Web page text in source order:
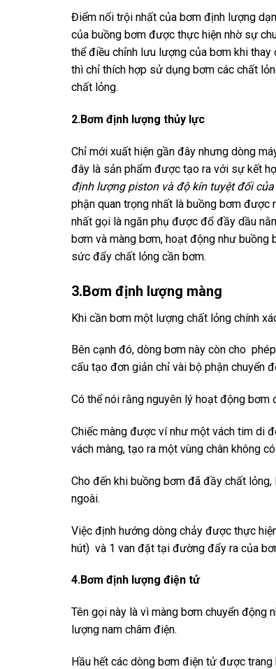
Điểm nổi trội nhất của bơm định lượng
của buồng bơm được thực hiện nhờ sự
thể điều chỉnh lưu lượng của bơm khi
thì chỉ thích hợp sử dụng bơm các chất
chất lỏng.
2.Bơm định lượng thủy lực
Chỉ mới xuất hiện gần đây nhưng dòng
đây là sản phẩm được tạo ra với sự kết
định lượng piston và độ kín tuyệt đối
phận quan trọng nhất là buồng bơm
nhất gọi là ngăn phụ được đổ đầy dầu
bơm và màng bơm, hoạt động như
sức đẩy chất lỏng cần bơm.
3.Bơm định lượng màng
Khi cần bơm một lượng chất lỏng chính
Bên cạnh đó, dòng bơm này còn cho
cấu tạo đơn giản chỉ vài bộ phận chuyển
Có thể nói rằng nguyên lý hoạt động
Chiếc màng được ví như một vách tim di
vách màng, tạo ra một vùng chân không
Cho đến khi buồng bơm đã đầy chất
ngoài.
Việc định hướng dòng chảy được thực
hút) và 1 van đặt tại đường đẩy ra của
4.Bơm định lượng điện tử
Tên gọi này là vì màng bơm chuyển động
lượng nam châm điện.
Hầu hết các dòng bơm điện tử được